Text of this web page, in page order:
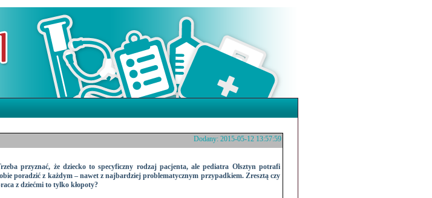
Dodany: 2015-05-12 13:57:59
przyznać, że dziecko to specyficzny rodzaj pacjenta, alepediatra Olsztynpotrafi
poradzić z każdym – nawet z najbardziej problematycznym przypadkiem. Zresztą czy
z dziećmi to tylko kłopoty?